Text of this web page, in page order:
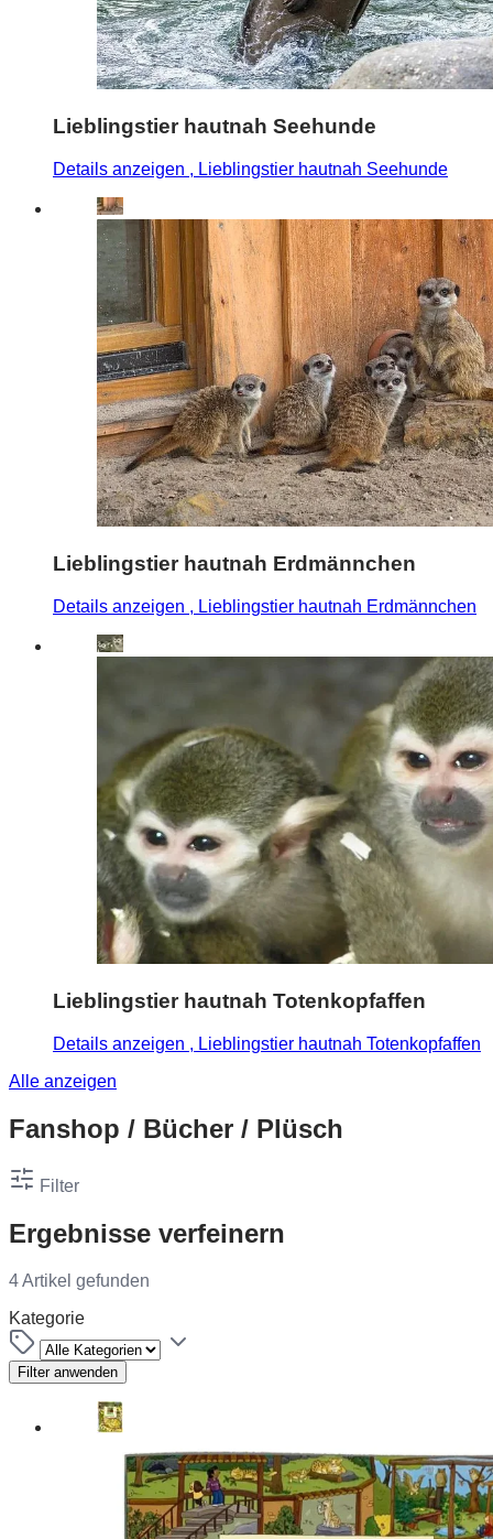
Lieblingstier hautnah Seehunde
Details anzeigen , Lieblingstier hautnah Seehunde
Lieblingstier hautnah Erdmännchen
Details anzeigen , Lieblingstier hautnah Erdmännchen
Lieblingstier hautnah Totenkopfaffen
Details anzeigen , Lieblingstier hautnah Totenkopfaffen
Alle anzeigen
Fanshop / Bücher / Plüsch
Filter
Ergebnisse verfeinern
4 Artikel gefunden
Kategorie
Filter anwenden